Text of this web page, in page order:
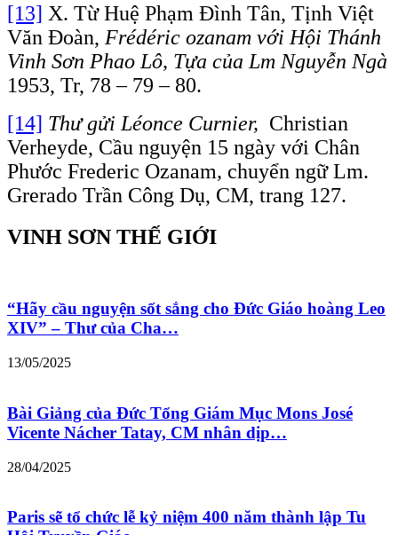
[13] X. Từ Huệ Phạm Đình Tân, Tịnh Việt
Văn Đoàn, Frédéric ozanam với Hội Thánh
Vinh Sơn Phao Lô, Tựa của Lm Nguyễn Ngà
1953, Tr, 78 – 79 – 80.
[14] Thư gửi Léonce Curnier, Christian
Verheyde, Cầu nguyện 15 ngày với Chân
Phước Frederic Ozanam, chuyển ngữ Lm.
Grerado Trần Công Dụ, CM, trang 127.
VINH SƠN THẾ GIỚI
“Hãy cầu nguyện sốt sắng cho Đức Giáo hoàng Leo
XIV” – Thư của Cha…
13/05/2025
Bài Giảng của Đức Tổng Giám Mục Mons José
Vicente Nácher Tatay, CM nhân dịp…
28/04/2025
Paris sẽ tổ chức lễ kỷ niệm 400 năm thành lập Tu